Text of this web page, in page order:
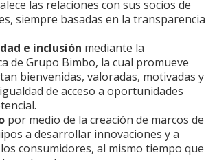
las relaciones con sus socios de
siempre basadas en la transparencia
e inclusión mediante la
de Grupo Bimbo, la cual promueve
bienvenidas, valoradas, motivadas y
de acceso a oportunidades
por medio de la creación de marcos de
a desarrollar innovaciones y a
consumidores, al mismo tiempo que